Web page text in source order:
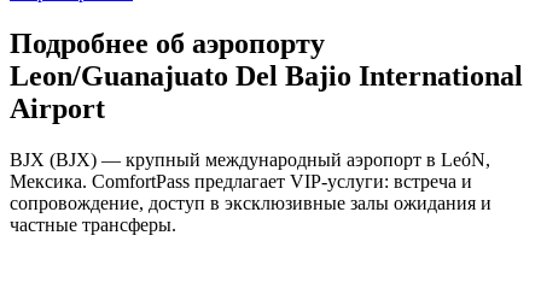
Подробнее об аэропорту
Leon/Guanajuato Del Bajio International
Airport
BJX (BJX) — крупный международный аэропорт в LeóN,
Мексика. ComfortPass предлагает VIP-услуги: встреча и
сопровождение, доступ в эксклюзивные залы ожидания и
частные трансферы.